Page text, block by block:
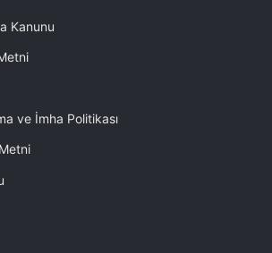
Kanunu
ve İmha Politikası